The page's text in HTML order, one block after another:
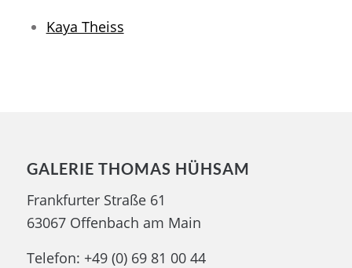
Kaya Theiss
GALERIE THOMAS HÜHSAM
Frankfurter Straße 61
63067 Offenbach am Main
Telefon: +49 (0) 69 81 00 44